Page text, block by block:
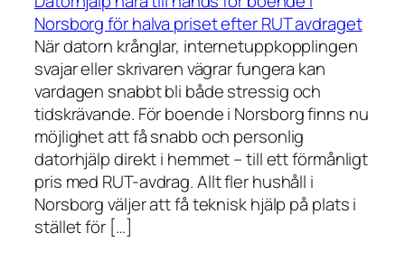
Norsborg för halva priset efter RUT avdraget
När datorn krånglar, internetuppkopplingen
svajar eller skrivaren vägrar fungera kan
vardagen snabbt bli både stressig och
tidskrävande. För boende i Norsborg finns nu
möjlighet att få snabb och personlig
datorhjälp direkt i hemmet – till ett förmånligt
pris med RUT-avdrag. Allt fler hushåll i
Norsborg väljer att få teknisk hjälp på plats i
stället för […]